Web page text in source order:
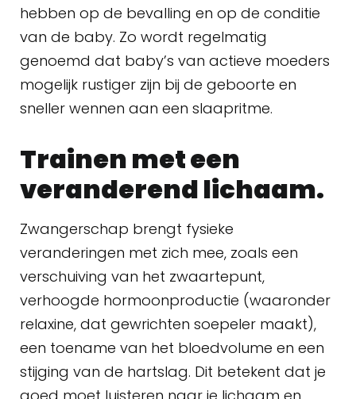
hebben op de bevalling en op de conditie
van de baby. Zo wordt regelmatig
genoemd dat baby’s van actieve moeders
mogelijk rustiger zijn bij de geboorte en
sneller wennen aan een slaapritme.
Trainen met een
veranderend lichaam.
Zwangerschap brengt fysieke
veranderingen met zich mee, zoals een
verschuiving van het zwaartepunt,
verhoogde hormoonproductie (waaronder
relaxine, dat gewrichten soepeler maakt),
een toename van het bloedvolume en een
stijging van de hartslag. Dit betekent dat je